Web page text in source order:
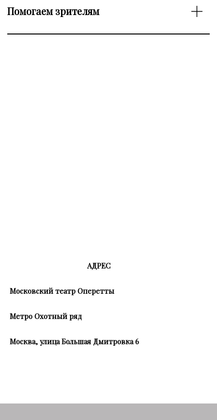
Помогаем зрителям
АДРЕС
Московский театр Оперетты
Метро Охотный ряд
Москва, улица Большая Дмитровка 6